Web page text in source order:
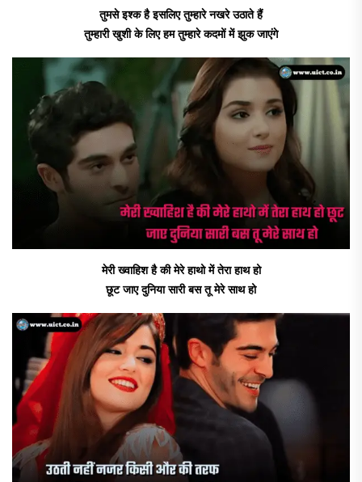
तुमसे इश्क है इसलिए तुम्हारे नखरे उठाते हैं
तुम्हारी खुशी के लिए हम तुम्हारे कदमों में झुक जाएंगे
मेरी ख्वाहिश है की मेरे हाथो में तेरा हाथ हो
छूट जाए दुनिया सारी बस तू मेरे साथ हो